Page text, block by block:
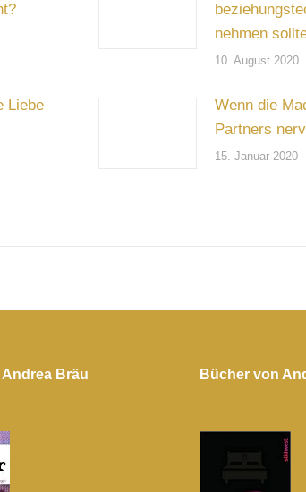
nehmen
10. August 2020
Liebe
Wenn die
Partners
15. Januar 2020
Bräu Bücher von